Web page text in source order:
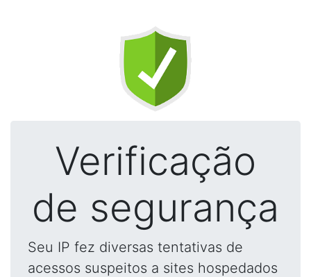
Verificação
de segurança
Seu IP fez diversas tentativas de
acessos suspeitos a sites hospedados